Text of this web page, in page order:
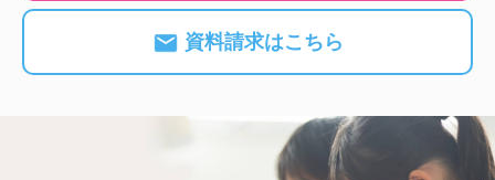
資料請求はこちら